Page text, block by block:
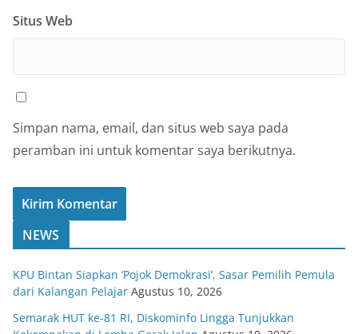
Situs Web
Simpan nama, email, dan situs web saya pada
peramban ini untuk komentar saya berikutnya.
NEWS
KPU Bintan Siapkan ‘Pojok Demokrasi’, Sasar Pemilih Pemula
dari Kalangan Pelajar Agustus 10, 2026
Semarak HUT ke-81 RI, Diskominfo Lingga Tunjukkan